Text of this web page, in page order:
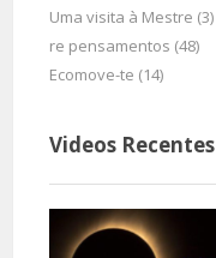
Uma visita à Mestre (3)
re pensamentos (48)
Ecomove-te (14)
Videos Recentes